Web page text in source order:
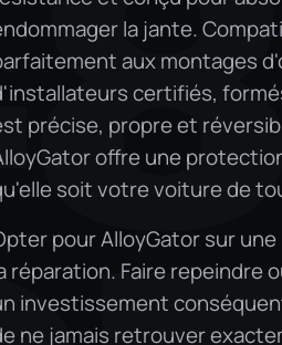
la jante.
aux montages
certifiés,
précise, propre et
offre une
soit votre voiture de
pour AlloyGator sur
réparation. Faire repeindre
investissement
ne jamais retrouver